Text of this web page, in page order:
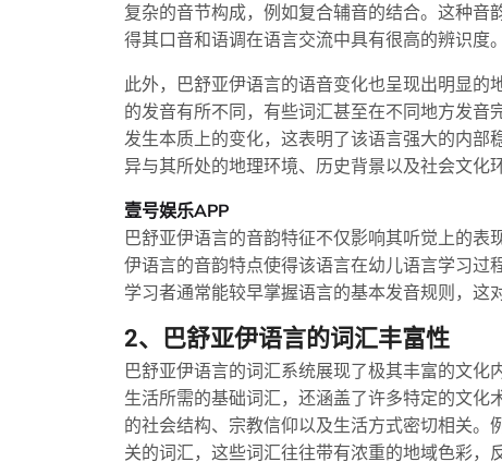
复杂的音节构成，例如复合辅音的结合。这种
得其口音和语调在语言交流中具有很高的辨识度。
此外，巴舒亚伊语言的语音变化也呈现出明显
的发音有所不同，有些词汇甚至在不同地方发
发生本质上的变化，这表明了该语言强大的内
异与其所处的地理环境、历史背景以及社会文化
壹号娱乐APP
巴舒亚伊语言的音韵特征不仅影响其听觉上的
伊语言的音韵特点使得该语言在幼儿语言学习过
学习者通常能较早掌握语言的基本发音规则，这
2、巴舒亚伊语言的词汇丰富性
巴舒亚伊语言的词汇系统展现了极其丰富的文
生活所需的基础词汇，还涵盖了许多特定的文
的社会结构、宗教信仰以及生活方式密切相关
关的词汇，这些词汇往往带有浓重的地域色彩，